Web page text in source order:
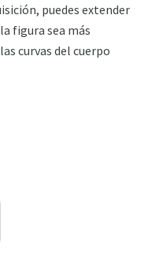
puedes extender
figura sea más
curvas del cuerpo